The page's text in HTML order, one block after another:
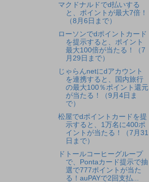
マクドナルドでd払いする
と、ポイントが最大7倍！
（8月6日まで）
ローソンでdポイントカード
を提示すると、ポイント
最大100倍が当たる！（7
月29日まで）
じゃらんnetにdアカウント
を連携すると、国内旅行
の最大100％ポイント還元
が当たる！（9月4日ま
で）
松屋でdポイントカードを提
示すると、1万名に400ポ
イントが当たる！（7月31
日まで）
ドトールコーヒーグループ
で、Pontaカード提示で抽
選で777ポイントが当た
る！auPAYで2回支払...